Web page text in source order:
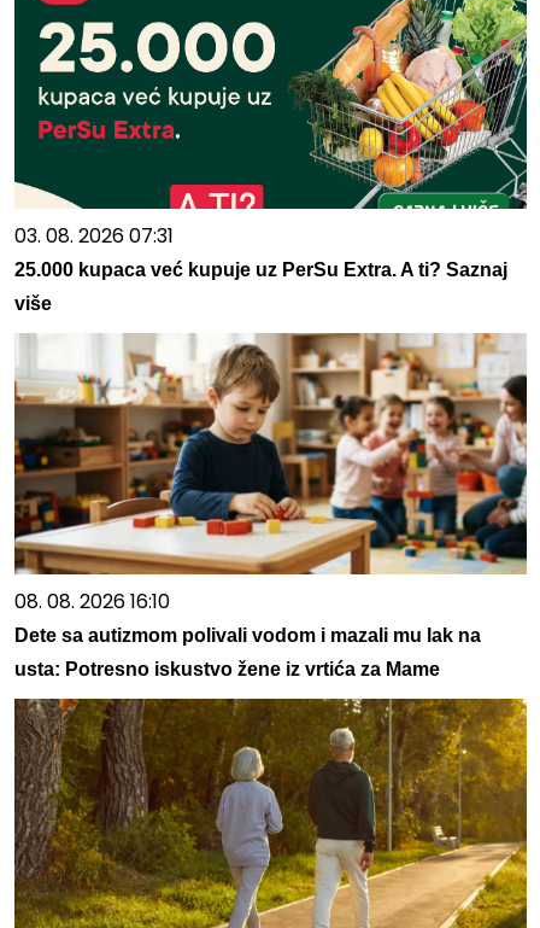
03. 08. 2026 07:31
25.000 kupaca već kupuje uz PerSu Extra. A ti? Saznaj
više
08. 08. 2026 16:10
Dete sa autizmom polivali vodom i mazali mu lak na
usta: Potresno iskustvo žene iz vrtića za Mame